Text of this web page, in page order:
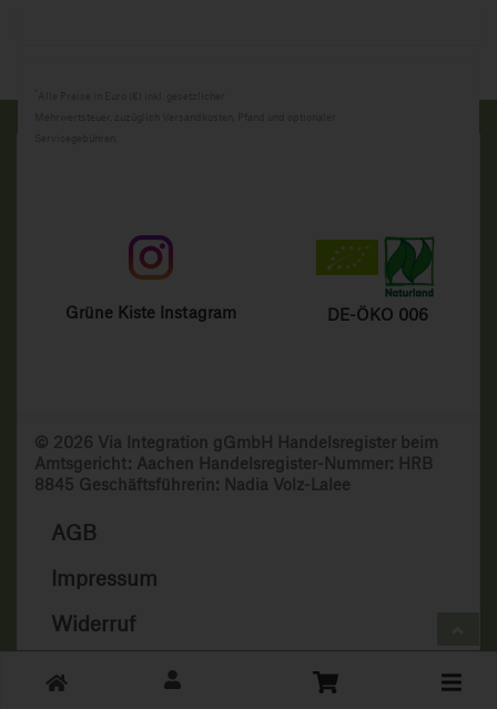
Grüne Kiste Instagram DE-ÖKO 006
© 2026 Via Integration gGmbH Handelsregister beim
Amtsgericht: Aachen Handelsregister-Nummer: HRB
8845 Geschäftsführerin: Nadia Volz-Lalee
AGB
Impressum
Widerruf
Datenschutz
Toggle